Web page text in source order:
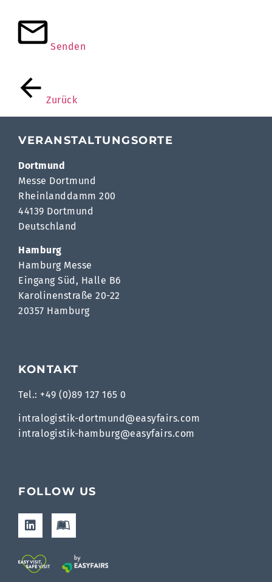
Senden
Zurück
VERANSTALTUNGSORTE
Dortmund
Messe Dortmund
Rheinlanddamm 200
44139 Dortmund
Deutschland
Hamburg
Hamburg Messe
Eingang Süd, Halle B6
Karolinenstraße 20-22
20357 Hamburg
KONTAKT
Tel.: +49 (0)89 127 165 0
intralogistik-dortmund@easyfairs.com
intralogistik-hamburg@easyfairs.com
FOLLOW US